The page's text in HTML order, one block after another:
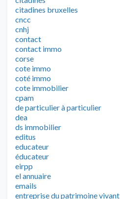
citadines bruxelles
cncc
cnhj
contact
contact immo
corse
cote immo
coté immo
cote immobilier
cpam
de particulier à particulier
dea
ds immobilier
editus
educateur
éducateur
eirpp
el annuaire
emails
entreprise du patrimoine vivant